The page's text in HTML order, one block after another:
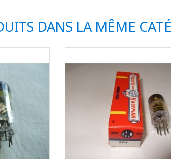
DANS LA MÊME